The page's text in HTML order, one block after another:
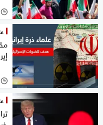
l
l